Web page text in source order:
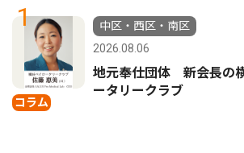
1
コラム
中区・西区・南区
2026.08.06
地元奉仕団体 新会長の
ータリークラブ